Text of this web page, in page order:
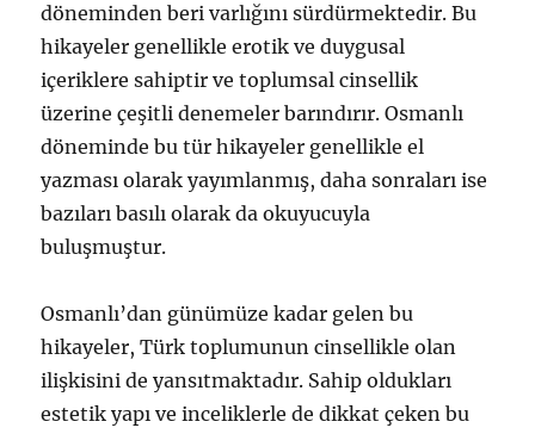
döneminden beri varlığını sürdürmektedir. Bu
hikayeler genellikle erotik ve duygusal
içeriklere sahiptir ve toplumsal cinsellik
üzerine çeşitli denemeler barındırır. Osmanlı
döneminde bu tür hikayeler genellikle el
yazması olarak yayımlanmış, daha sonraları ise
bazıları basılı olarak da okuyucuyla
buluşmuştur.
Osmanlı’dan günümüze kadar gelen bu
hikayeler, Türk toplumunun cinsellikle olan
ilişkisini de yansıtmaktadır. Sahip oldukları
estetik yapı ve inceliklerle de dikkat çeken bu